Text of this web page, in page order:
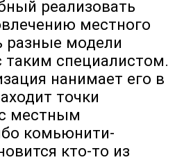
реализовать
местного
разные модели
таким специалистом.
нанимает его в
точки
местным
комьюнити-
кто-то из